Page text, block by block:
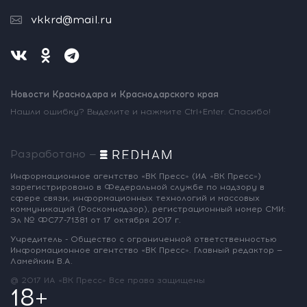
vkkrd@mail.ru
Новости Краснодара и Краснодарского края
Нашли ошибку? Выделите и нажмите Ctrl+Enter. Спасибо!
Разработано —
Информационное агентство «ВК Пресс» (ИА «ВК Пресс»)
зарегистрировано в Федеральной службе по надзору в
сфере связи, информационных технологий и массовых
коммуникаций (Роскомнадзор), регистрационный номер СМИ:
Эл № ФС77-71381 от 17 октября 2017 г.
Учредитель - Общество с ограниченной ответственностью
Информационное агентство «ВК Пресс». Главный редактор —
Ламейкин В.А.
@ 2017 ИА «ВК Пресс» Все права защищены
18+